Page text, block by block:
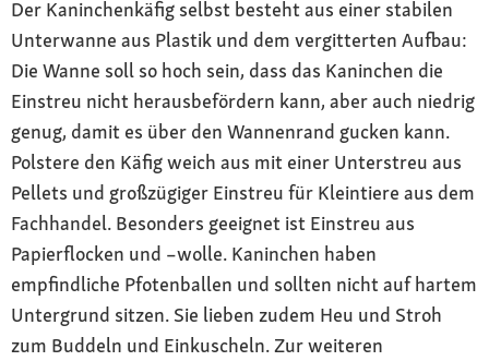
Der Kaninchenkäfig selbst besteht aus einer stabilen
Unterwanne aus Plastik und dem vergitterten Aufbau:
Die Wanne soll so hoch sein, dass das Kaninchen die
Einstreu nicht herausbefördern kann, aber auch niedrig
genug, damit es über den Wannenrand gucken kann.
Polstere den Käfig weich aus mit einer Unterstreu aus
Pellets und großzügiger Einstreu für Kleintiere aus dem
Fachhandel. Besonders geeignet ist Einstreu aus
Papierflocken und –wolle. Kaninchen haben
empfindliche Pfotenballen und sollten nicht auf hartem
Untergrund sitzen. Sie lieben zudem Heu und Stroh
zum Buddeln und Einkuscheln. Zur weiteren